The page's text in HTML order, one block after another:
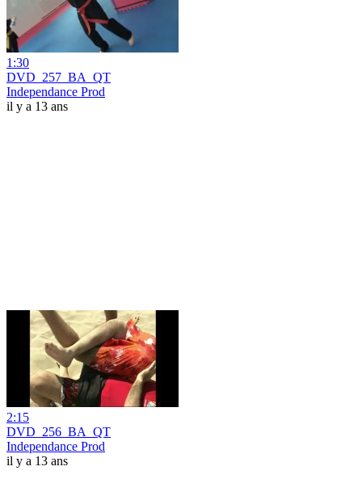
1:30
DVD_257_BA_QT
Independance Prod
il y a 13 ans
2:15
DVD_256_BA_QT
Independance Prod
il y a 13 ans